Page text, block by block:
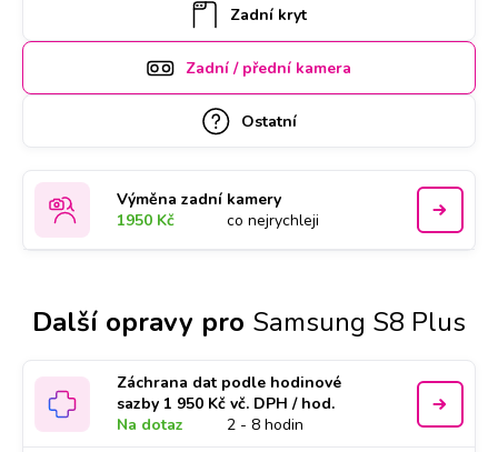
Zadní kryt
Zadní / přední kamera
Ostatní
Výměna zadní kamery
1950 Kč
co nejrychleji
Další opravy pro Samsung S8 Plus
Záchrana dat podle hodinové
sazby 1 950 Kč vč. DPH / hod.
Na dotaz
2 - 8 hodin